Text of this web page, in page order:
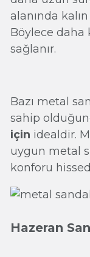
alanında
Böylece
sağlanır.
Bazı metal
sahip
için idealdir.
uygun metal
konforu
Hazeran